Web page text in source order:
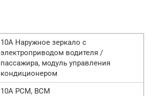
10А Наружное зеркало с
электроприводом водителя /
пассажира, модуль управления
кондиционером
10А PCM, BCM